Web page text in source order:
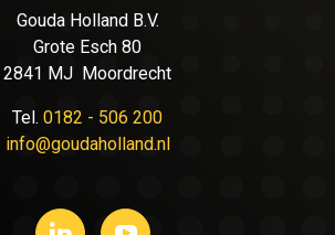
Gouda Holland B.V.
Grote Esch 80
2841 MJ Moordrecht
Tel. 0182 - 506 200
info@goudaholland.nl